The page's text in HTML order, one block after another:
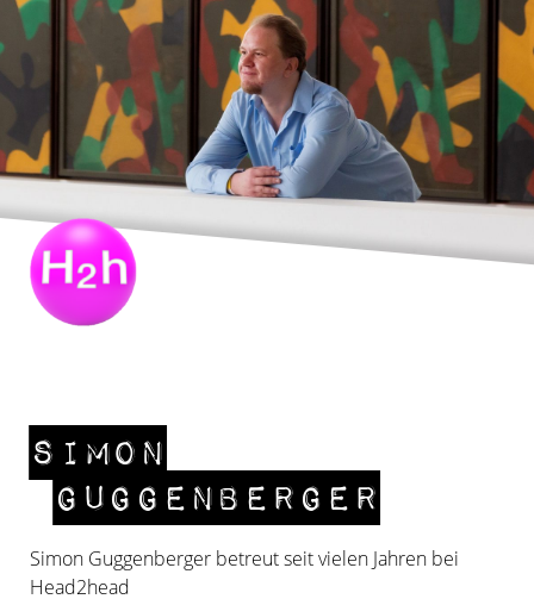
Simon
Guggenberger
Simon Guggenberger betreut seit vielen Jahren bei
Head2head